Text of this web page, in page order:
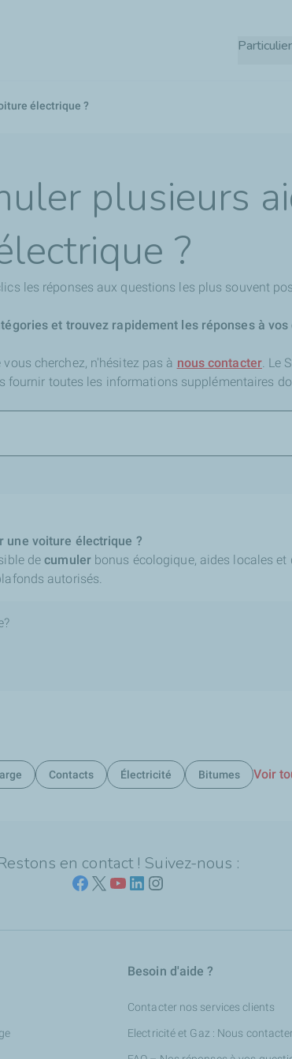
électrique ?
plusieurs
?
les réponses aux questions les plus souvent
et trouvez rapidement les réponses à vos
cherchez, n'hésitez pas à nous contacter. Le
fournir toutes les informations supplémentaires
une voiture électrique ?
decumulerbonus écologique, aides locales et
autorisés.
Contacts Électricité Bitumes Voir
en contact ! Suivez-nous :
Besoin d'aide ?
Contacter nos services clients
Electricité et Gaz : Nous contacter